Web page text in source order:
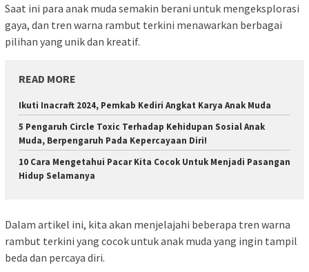
Saat ini para anak muda semakin berani untuk mengeksplorasi
gaya, dan tren warna rambut terkini menawarkan berbagai
pilihan yang unik dan kreatif.
READ MORE
Ikuti Inacraft 2024, Pemkab Kediri Angkat Karya Anak Muda
5 Pengaruh Circle Toxic Terhadap Kehidupan Sosial Anak
Muda, Berpengaruh Pada Kepercayaan Diri!
10 Cara Mengetahui Pacar Kita Cocok Untuk Menjadi Pasangan
Hidup Selamanya
Dalam artikel ini, kita akan menjelajahi beberapa tren warna
rambut terkini yang cocok untuk anak muda yang ingin tampil
beda dan percaya diri.